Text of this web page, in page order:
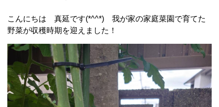
こんにちは 真延です(*^^*) 我が家の家庭菜園で育てた
野菜が収穫時期を迎えました！